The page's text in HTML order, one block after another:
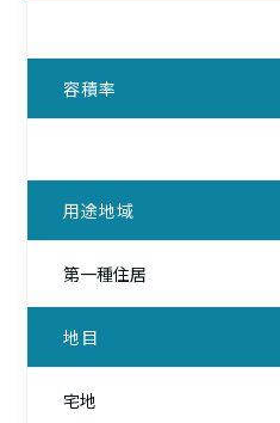
容積率
用途地域
第一種住居
地目
宅地